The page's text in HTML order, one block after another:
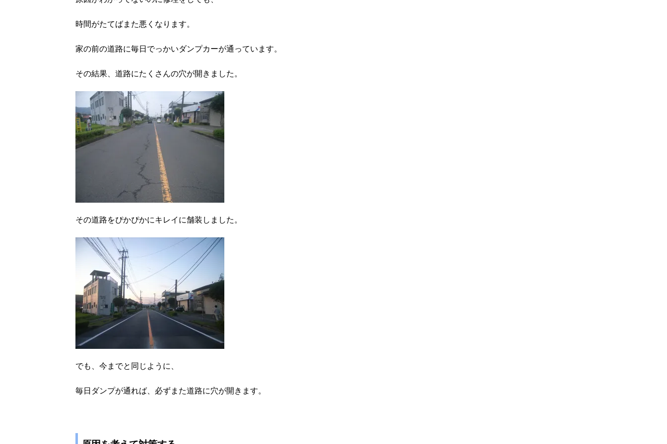
時間がたてばまた悪くなります。
家の前の道路に毎日でっかいダンプカーが通っています。
その結果、道路にたくさんの穴が開きました。
その道路をぴかぴかにキレイに舗装しました。
でも、今までと同じように、
毎日ダンプが通れば、必ずまた道路に穴が開きます。